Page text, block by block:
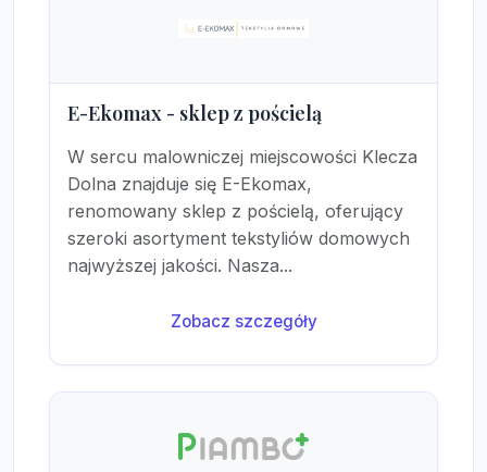
E-Ekomax - sklep z pościelą
W sercu malowniczej miejscowości Klecza
Dolna znajduje się E-Ekomax,
renomowany sklep z pościelą, oferujący
szeroki asortyment tekstyliów domowych
najwyższej jakości. Nasza...
Zobacz szczegóły